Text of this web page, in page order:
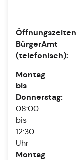
Öffnungszeiten
BürgerAmt
(telefonisch):
Montag
bis
Donnerstag:
08:00
bis
12:30
Uhr
Montag